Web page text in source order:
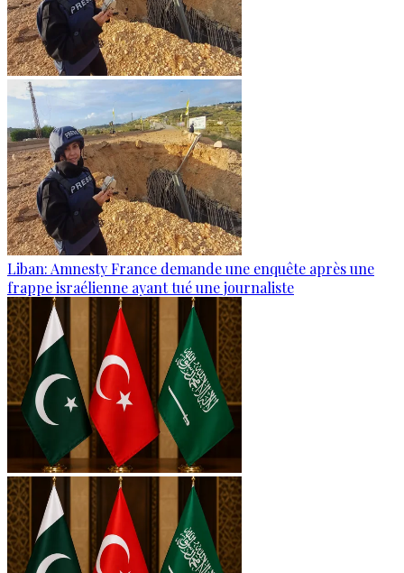
Liban: Amnesty France demande une enquête après une
frappe israélienne ayant tué une journaliste